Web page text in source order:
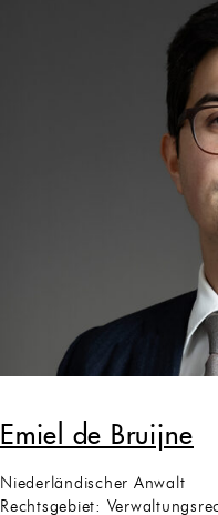
Emiel de Bruijne
Niederländischer Anwalt
Rechtsgebiet: